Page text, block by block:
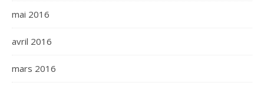
mai 2016
avril 2016
mars 2016